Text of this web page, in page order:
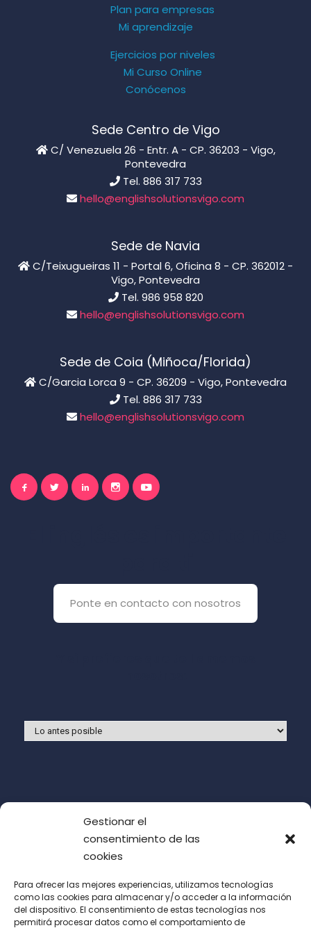
Gestionar el
consentimiento de las
cookies
Para ofrecer las mejores experiencias, utilizamos tecnologías
como las cookies para almacenar y/o acceder a la información
del dispositivo. El consentimiento de estas tecnologías nos
permitirá procesar datos como el comportamiento de
Plan para empresas
Mi aprendizaje
Ejercicios por niveles
Mi Curso Online
Conócenos
Sede Centro de Vigo
C/ Venezuela 26 - Entr. A - CP. 36203 - Vigo,
Pontevedra
Tel. 886 317 733
hello@englishsolutionsvigo.com
Sede de Navia
C/Teixugueiras 11 - Portal 6, Oficina 8 - CP. 362012 -
Vigo, Pontevedra
Tel. 986 958 820
hello@englishsolutionsvigo.com
Sede de Coia (Miñoca/Florida)
C/Garcia Lorca 9 - CP. 36209 - Vigo, Pontevedra
Tel. 886 317 733
hello@englishsolutionsvigo.com
Ponte en contacto con nosotros
Acepto las condiciones de uso (LOPD)